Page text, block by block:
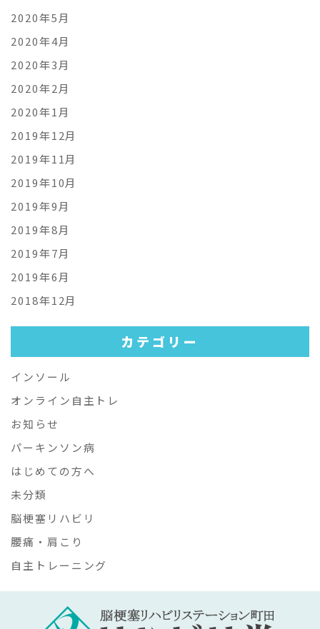
2020年5月
2020年4月
2020年3月
2020年2月
2020年1月
2019年12月
2019年11月
2019年10月
2019年9月
2019年8月
2019年7月
2019年6月
2018年12月
カテゴリー
インソール
オンライン自主トレ
お知らせ
パーキンソン病
はじめての方へ
未分類
脳梗塞リハビリ
腰痛・肩こり
自主トレーニング